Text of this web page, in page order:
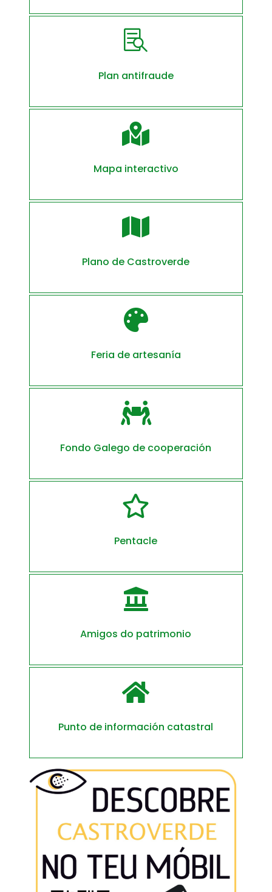

Plan antifraude

Mapa interactivo

Plano de Castroverde

Feria de artesanía

Fondo Galego de cooperación

Pentacle

Amigos do patrimonio

Punto de información catastral